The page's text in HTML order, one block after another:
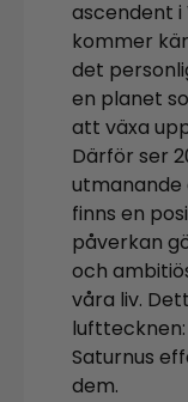
ascendent
kommer
det
en planet
att växa
Därför ser
utmanande
finns en
påverkan
och
våra liv.
Saturnus
dem.